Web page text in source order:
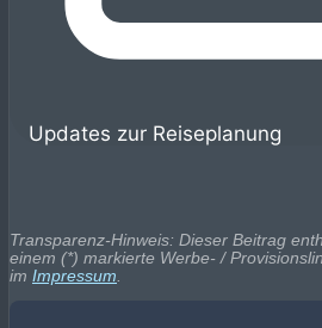
Updates zur Reiseplanung
Transparenz-Hinweis: Dieser Beitrag
einem (*) markierte Werbe- /
im Impressum